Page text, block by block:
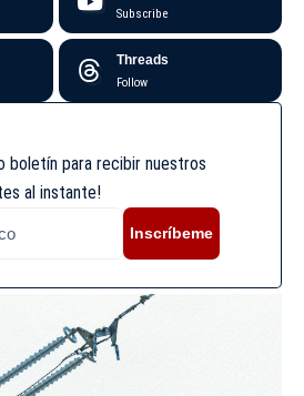
Subscribe
Threads
Follow
boletín para recibir nuestros
al instante!
Inscríbeme